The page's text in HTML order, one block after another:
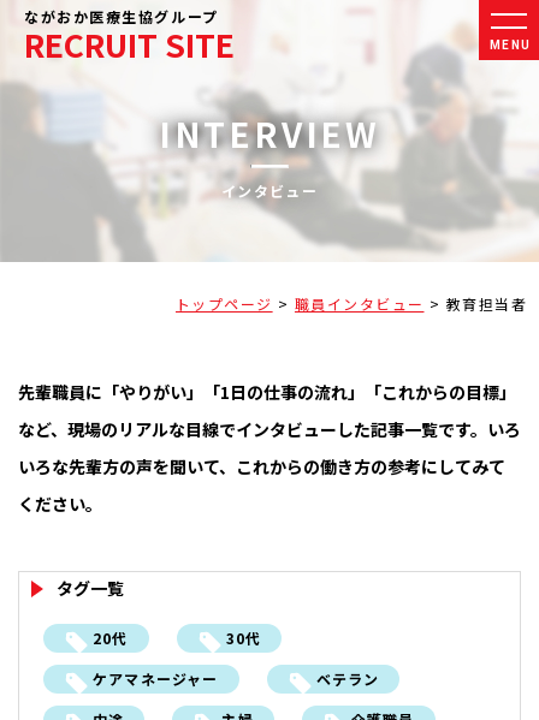
ながおか医療生協グループ
RECRUIT SITE MENU
INTERVIEW
インタビュー
トップページ > 職員インタビュー > 教育担当者
先輩職員に「やりがい」「1日の仕事の流れ」「これからの目標」
など、現場のリアルな目線でインタビューした記事一覧です。いろ
いろな先輩方の声を聞いて、これからの働き方の参考にしてみて
ください。
タグ一覧
20代
30代
ケアマネージャー
ベテラン